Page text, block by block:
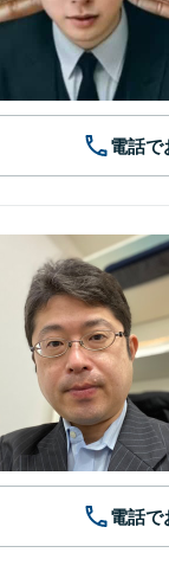
電話で
電話で